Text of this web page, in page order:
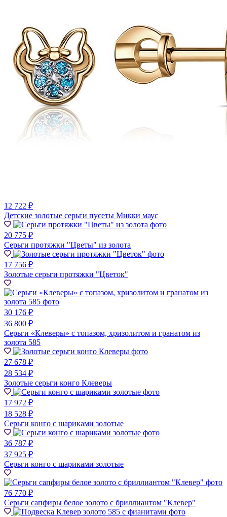
12 722 ₽
Детские золотые серьги пусеты Микки маус
20 775 ₽
Серьги протяжки "Цветы" из золота
17 756 ₽
Золотые серьги протяжки "Цветок"
30 176 ₽
36 800 ₽
Серьги «Клеверы» с топазом, хризолитом и гранатом из
золота 585
27 678 ₽
28 534 ₽
Золотые серьги конго Клеверы
17 972 ₽
18 528 ₽
Серьги конго с шариками золотые
36 787 ₽
37 925 ₽
Серьги конго с шариками золотые
76 770 ₽
Серьги сапфиры белое золото с бриллиантом "Клевер"